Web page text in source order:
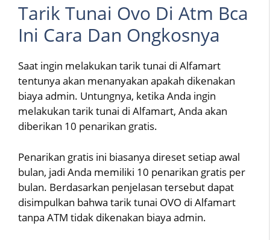
Tarik Tunai Ovo Di Atm Bca
Ini Cara Dan Ongkosnya
Saat ingin melakukan tarik tunai di Alfamart
tentunya akan menanyakan apakah dikenakan
biaya admin. Untungnya, ketika Anda ingin
melakukan tarik tunai di Alfamart, Anda akan
diberikan 10 penarikan gratis.
Penarikan gratis ini biasanya direset setiap awal
bulan, jadi Anda memiliki 10 penarikan gratis per
bulan. Berdasarkan penjelasan tersebut dapat
disimpulkan bahwa tarik tunai OVO di Alfamart
tanpa ATM tidak dikenakan biaya admin.